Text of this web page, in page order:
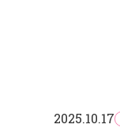
2025.10.17